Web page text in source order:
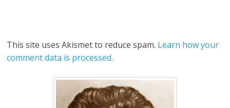
This site uses Akismet to reduce spam. Learn how your
comment data is processed.